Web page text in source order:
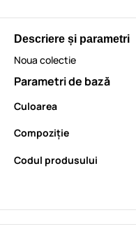
Descriere și parametri
Noua colectie
Parametri de bază
Culoarea
Compoziție
Codul produsului